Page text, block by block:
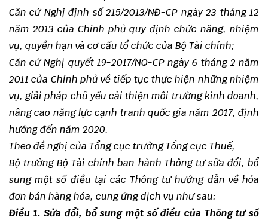
Căn cứ Nghị định số 215/2013/NĐ-CP ngày 23 tháng 12
năm 2013 của Chính phủ quy định chức năng, nhiệm
vụ, quyền hạn và cơ cấu tổ chức của Bộ Tài chính;
Căn cứ Nghị quyết 19-2017/NQ-CP ngày 6 tháng 2 năm
2011 của Chính phủ về tiếp tục thực hiện những nhiệm
vụ, giải pháp chủ yếu cải thiện môi trường kinh doanh,
nâng cao năng lực cạnh tranh quốc gia năm 2017, định
hướng đến năm 2020.
Theo đề nghị của Tổng cục trưởng Tổng cục Thuế,
Bộ trưởng Bộ Tài chính ban hành Thông tư sửa đổi, bổ
sung một số điều tại các Thông tư hướng dẫn về hóa
đơn bán hàng hóa, cung ứng dịch vụ như sau:
Điều 1. Sửa đổi, bổ sung một số điều của Thông tư số